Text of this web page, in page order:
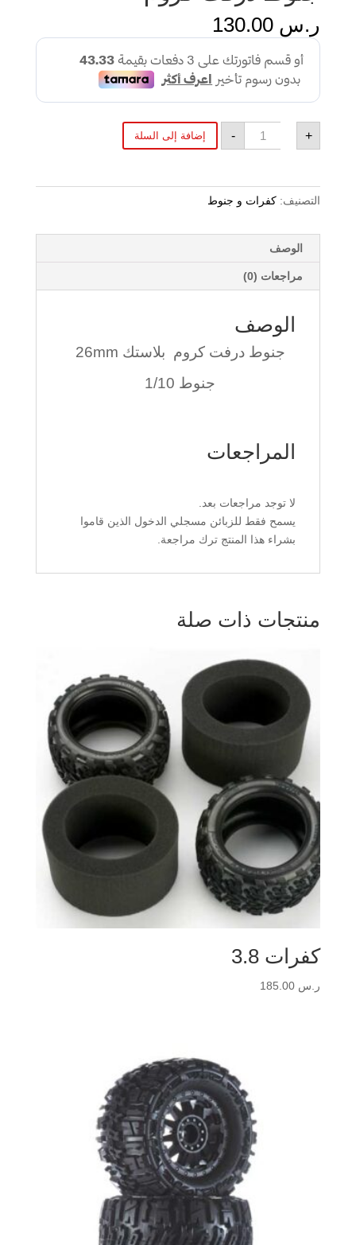
ر.س
-
كمية
جنوط
درفت
+ إضافة إلى السلة
التصنيف: كفرات و جنوط
الوصف
مراجعات (0)
الوصف
جنوط درفت كروم بلاستك 26mm
جنوط 1/10
المراجعات
لا توجد مراجعات بعد.
يسمح فقط للزبائن مسجلي الدخول الذين قاموا
بشراء هذا المنتج ترك مراجعة.
منتجات ذات صلة
كفرات 3.8
ر.س